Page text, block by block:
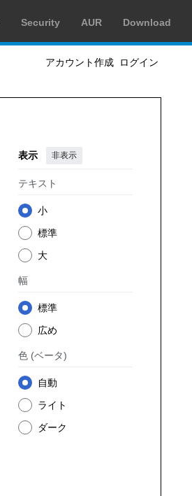
Security AUR Download
アカウント作成 ログイン
表示 非表示
テキスト
小
標準
大
幅
標準
広め
色 (ベータ)
自動
ライト
ダーク